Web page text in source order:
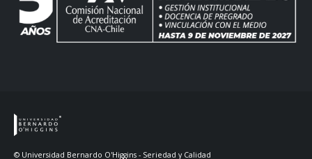
© Universidad Bernardo O'Higgins - Seriedad y Calidad